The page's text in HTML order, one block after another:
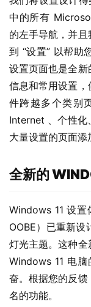
中的所有
的左手导航，并
到 “设置” 以帮助
设置页面也是全
信息和常用设置
件跨越多个类别
Internet 、个性化
大量设置的页面添
全新的
Windows 11 设置
OOBE）已重新设
灯光主题。这种
Windows 11 电
奋。根据您的反
名的功能。